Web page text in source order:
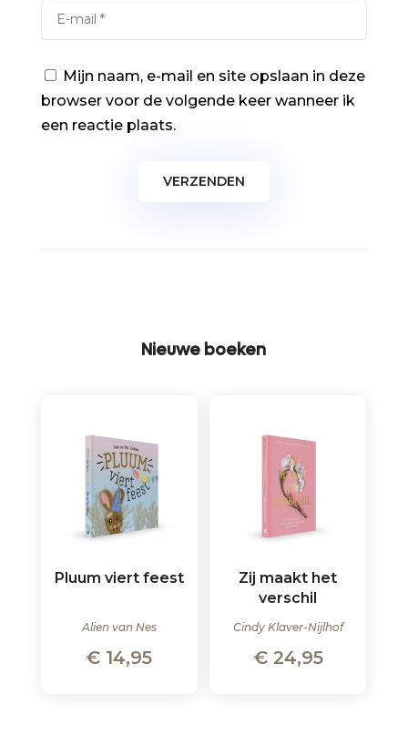
Mijn naam, e-mail en site opslaan in deze
browser voor de volgende keer wanneer ik
een reactie plaats.
Nieuwe boeken
Pluum viert feest
Alien van Nes
€ 14,95
Zij maakt het
verschil
Cindy Klaver-Nijlhof
€24,95